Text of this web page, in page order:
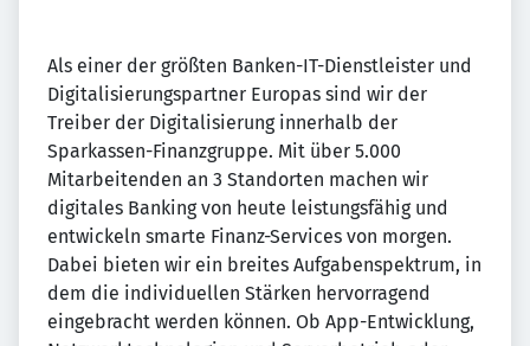
Als einer der größten Banken-IT-Dienstleister und
Digitalisierungspartner Europas sind wir der
Treiber der Digitalisierung innerhalb der
Sparkassen-Finanzgruppe. Mit über 5.000
Mitarbeitenden an 3 Standorten machen wir
digitales Banking von heute leistungsfähig und
entwickeln smarte Finanz-Services von morgen.
Dabei bieten wir ein breites Aufgabenspektrum, in
dem die individuellen Stärken hervorragend
eingebracht werden können. Ob App-Entwicklung,